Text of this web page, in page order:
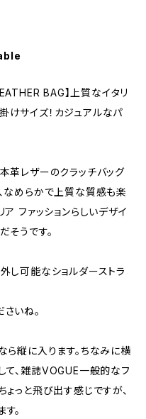
BAG】上質なイタリ
けサイズ！カジュアルなパ
革レザーのクラッチバッグ
なめらかで上質な質感も楽
ア ファッションらしいデザイ
そうです。
し可能なショルダーストラ
いね。
縦に入ります。ちなみに横
て、雑誌VOGUE一般的なフ
ょっと飛び出す感じですが、
。